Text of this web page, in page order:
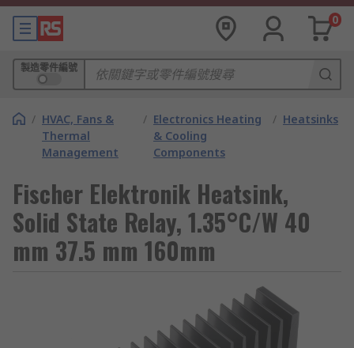
0
製造零件編號
/ HVAC, Fans &
Thermal
Management
/ Electronics Heating
& Cooling
Components
/ Heatsinks
Fischer Elektronik Heatsink,
Solid State Relay, 1.35°C/W 40
mm 37.5 mm 160mm